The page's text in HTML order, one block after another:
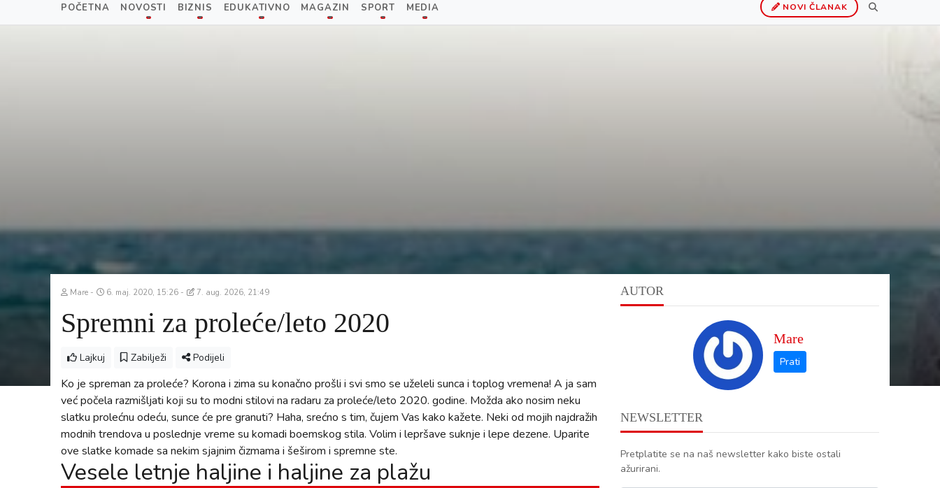
POČETNA NOVOSTI BIZNIS EDUKATIVNO MAGAZIN SPORT MEDIA NOVI ČLANAK
Mare 6. maj. 2020, 15:26 7. aug. 2026, 21:49
Spremni za proleće/leto 2020
Lajkuj Zabilježi Podijeli
Ko je spreman za proleće? Korona i zima su konačno prošli i svi smo se uželeli sunca i toplog vremena! A ja sam
već počela razmišljati koji su to modni stilovi na radaru za proleće/leto 2020. godine. Možda ako nosim neku
slatku prolećnu odeću, sunce će pre granuti? Haha, srećno s tim, čujem Vas kako kažete. Neki od mojih najdražih
modnih trendova u poslednje vreme su komadi boemskog stila. Volim i lepršave suknje i lepe dezene. Uparite
ove slatke komade sa nekim sjajnim čizmama i šeširom i spremne ste.
Vesele letnje haljine i haljine za plažu
AUTOR
Mare
NEWSLETTER
Pretplatite se na naš newsletter kako biste ostali
ažurirani.